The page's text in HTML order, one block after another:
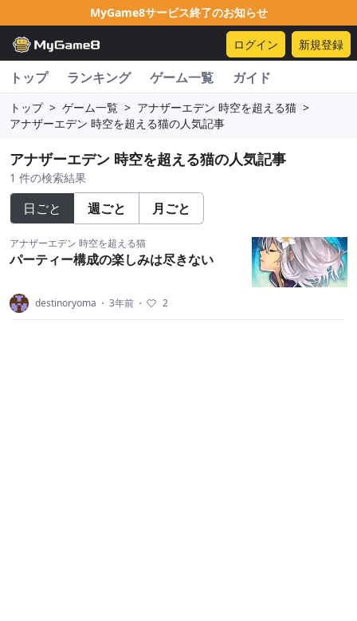
MyGame8サービス終了のお知らせ
ログイン 新規登録
トップ ランキング ゲーム一覧 ガイド
トップ > ゲーム一覧 > アナザーエデン 時空を超える猫 >
アナザーエデン 時空を超える猫の人気記事
アナザーエデン 時空を超える猫の人気記事
1 件の検索結果
日ごと 週ごと 月ごと
アナザーエデン 時空を超える猫
パーティー構成の楽しみは尽きない
destinoryoma ・ 3年前 ・ 2